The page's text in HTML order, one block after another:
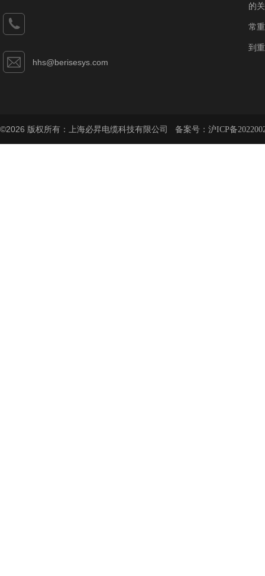
hhs@berisesys.com
的
常
到
©2026 版权所有：上海必昇电缆科技有限公司 备案号： 沪ICP备